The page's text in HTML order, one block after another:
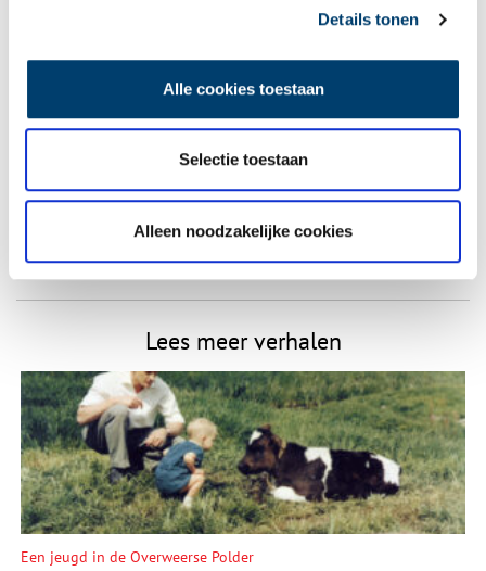
Details tonen
Alle cookies toestaan
Selectie toestaan
Alleen noodzakelijke cookies
E-mail*
Vink dit aan als u op de hoogte gehouden wil worden.
Lees meer verhalen
Een jeugd in de Overweerse Polder